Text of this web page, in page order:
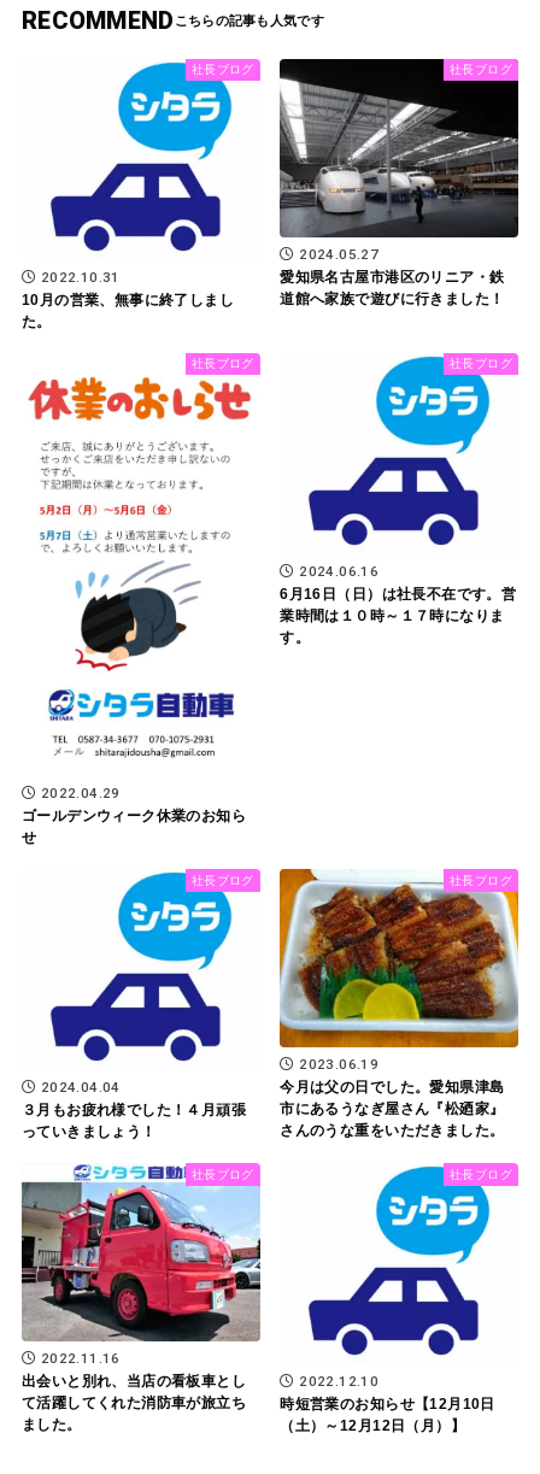
RECOMMEND
社長ブログ
2022.10.31
10月の営業、無事に終了しまし
た。
社長ブログ
2024.05.27
愛知県名古屋市港区のリニア・鉄
道館へ家族で遊びに行きました！
社長ブログ
2022.04.29
ゴールデンウィーク休業のお知ら
せ
社長ブログ
2024.06.16
6月16日（日）は社長不在です。営
業時間は１０時～１７時になりま
す。
社長ブログ
2024.04.04
３月もお疲れ様でした！４月頑張
っていきましょう！
社長ブログ
2023.06.19
今月は父の日でした。愛知県津島
市にあるうなぎ屋さん『松廼家』
さんのうな重をいただきました。
社長ブログ
2022.11.16
出会いと別れ、当店の看板車とし
て活躍してくれた消防車が旅立ち
ました。
社長ブログ
2022.12.10
時短営業のお知らせ【12月10日
（土）～12月12日（月）】